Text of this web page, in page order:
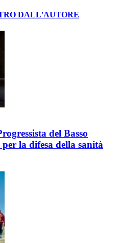
DALL'AUTORE
del Basso
la difesa della sanità